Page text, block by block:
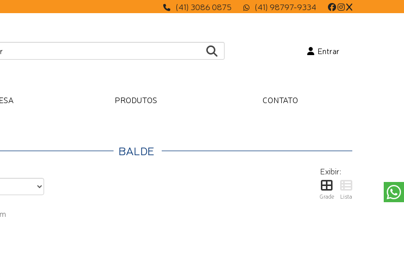
(41) 3086 0875 (41) 98797-9334
Entrar
PRODUTOS CONTATO
BALDE
Exibir:
Grade Lista